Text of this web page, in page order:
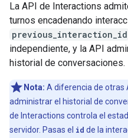
La API de Interactions
turnos encadenando
previous_interaction_id
independiente, y la API
historial de conversaciones.
Nota: A diferencia de otras
administrar el historial de
de Interactions controla el
servidor. Pasas el id de la